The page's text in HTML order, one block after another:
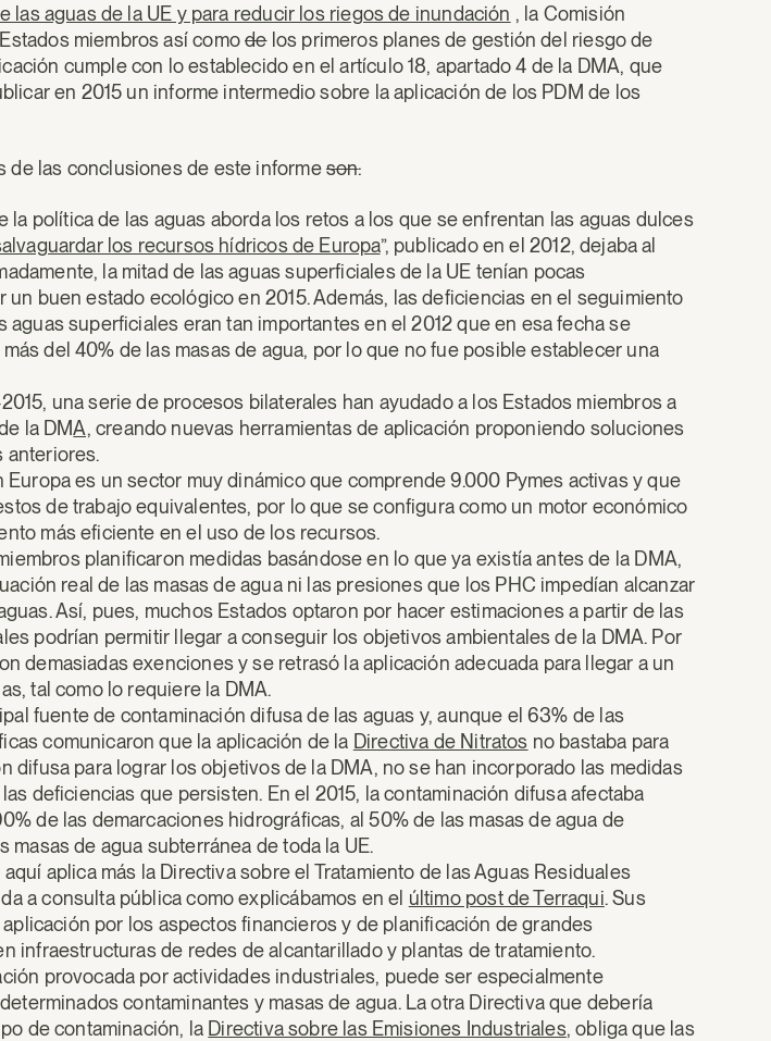
las aguas de la UE y para reducir los riegos de inundación , la Comisión
miembros así comodelos primeros planes de gestión del riesgo de
cumple con lo establecido en el artículo 18, apartado 4 de la DMA, que
en 2015 un informe intermedio sobre la aplicación de los PDM de los
de las conclusiones de este informeson:
la política de las aguas aborda los retos a los que se enfrentan las aguas dulces
los recursos hídricos de Europa”, publicado en el 2012, dejaba al
la mitad de las aguas superficiales de la UE tenían pocas
un buen estado ecológico en 2015. Además, las deficiencias en el seguimiento
aguas superficiales eran tan importantes en el 2012 que en esa fecha se
del 40% de las masas de agua, por lo que no fue posible establecer una
una serie de procesos bilaterales han ayudado a los Estados miembros a
la DMA, creando nuevas herramientas de aplicación proponiendo soluciones
anteriores.
Europa es un sector muy dinámico que comprende 9.000 Pymes activas y que
de trabajo equivalentes, por lo que se configura como un motor económico
más eficiente en el uso de los recursos.
planificaron medidas basándose en lo que ya existía antes de la DMA,
real de las masas de agua ni las presiones que los PHC impedían alcanzar
Así, pues, muchos Estados optaron por hacer estimaciones a partir de las
podrían permitir llegar a conseguir los objetivos ambientales de la DMA. Por
demasiadas exenciones y se retrasó la aplicación adecuada para llegar a un
tal como lo requiere la DMA.
fuente de contaminación difusa de las aguas y, aunque el 63% de las
comunicaron que la aplicación de la Directiva de Nitratos no bastaba para
difusa para lograr los objetivos de la DMA, no se han incorporado las medidas
deficiencias que persisten. En el 2015, la contaminación difusa afectaba
de las demarcaciones hidrográficas, al 50% de las masas de agua de
masas de agua subterránea de toda la UE.
aplica más la Directiva sobre el Tratamiento de las Aguas Residuales
a consulta pública como explicábamos en el último post de Terraqui. Sus
por los aspectos financieros y de planificación de grandes
infraestructuras de redes de alcantarillado y plantas de tratamiento.
provocada por actividades industriales, puede ser especialmente
contaminantes y masas de agua. La otra Directiva que debería
de contaminación, la Directiva sobre las Emisiones Industriales, obliga que las